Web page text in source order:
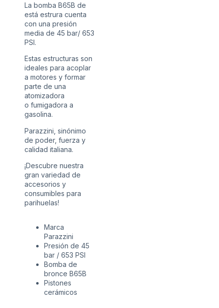
La bomba B65B de
está estrura cuenta
con una presión
media de 45 bar/ 653
PSI.
Estas estructuras son
ideales para acoplar
a motores y formar
parte de una
atomizadora
o fumigadora a
gasolina.
Parazzini, sinónimo
de poder, fuerza y
calidad italiana.
¡Descubre nuestra
gran variedad de
accesorios y
consumibles para
parihuelas!
Marca
Parazzini
Presión de 45
bar / 653 PSI
Bomba de
bronce B65B
Pistones
cerámicos